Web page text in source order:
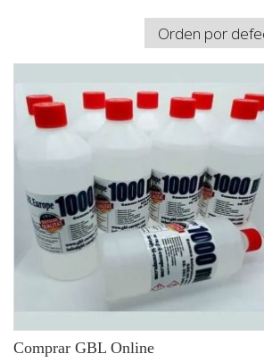
Comprar GBL Online